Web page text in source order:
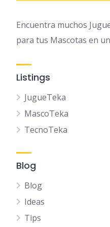
Encuentra muchos
para tus Mascotas en
Listings
JugueTeka
MascoTeka
TecnoTeka
Blog
Blog
Ideas
Tips